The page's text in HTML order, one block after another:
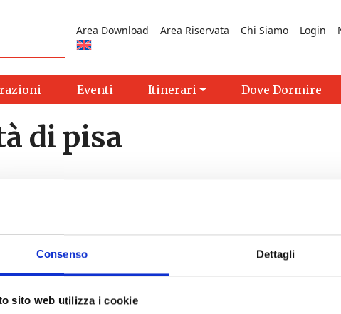
Consenso Dettagli
sito web utilizza i cookie
Area Download Area Riservata Chi Siamo Login
Eventi Itinerari Dove Dormire
di pisa
con questo tag</li>